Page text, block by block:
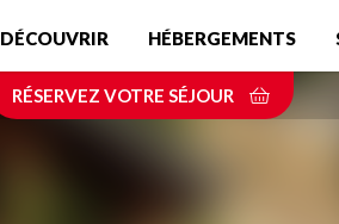
DÉCOUVRIR HÉBERGEMENTS
RÉSERVEZ VOTRE SÉJOUR